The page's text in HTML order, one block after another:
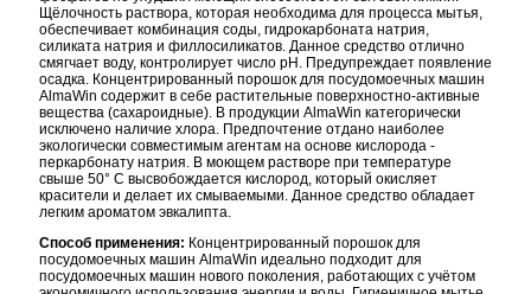
Щёлочность раствора, которая необходима для процесса мытья,
обеспечивает комбинация соды, гидрокарбоната натрия,
силиката натрия и филлосиликатов. Данное средство отлично
смягчает воду, контролирует число рН. Предупреждает появление
осадка. Концентрированный порошок для посудомоечных машин
AlmaWin содержит в себе растительные поверхностно-активные
вещества (сахароидные). В продукции AlmaWin категорически
исключено наличие хлора. Предпочтение отдано наиболее
экологически совместимым агентам на основе кислорода -
перкарбонату натрия. В моющем растворе при температуре
свыше 50° С высвобождается кислород, который окисляет
красители и делает их смываемыми. Данное средство обладает
легким ароматом эвкалипта.
Способ применения: Концентрированный порошок для
посудомоечных машин AlmaWin идеально подходит для
посудомоечных машин нового поколения, работающих с учётом